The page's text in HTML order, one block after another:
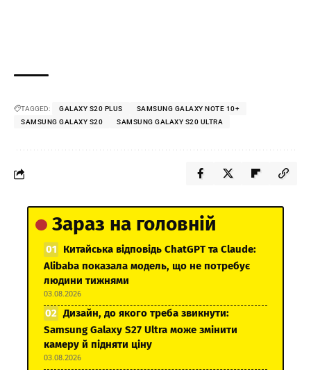
TAGGED: GALAXY S20 PLUS
SAMSUNG GALAXY NOTE 10+
SAMSUNG GALAXY S20
SAMSUNG GALAXY S20 ULTRA
Зараз на головній
Китайська відповідь ChatGPT та Claude:
Alibaba показала модель, що не потребує
людини тижнями
03.08.2026
Дизайн, до якого треба звикнути:
Samsung Galaxy S27 Ultra може змінити
камеру й підняти ціну
03.08.2026